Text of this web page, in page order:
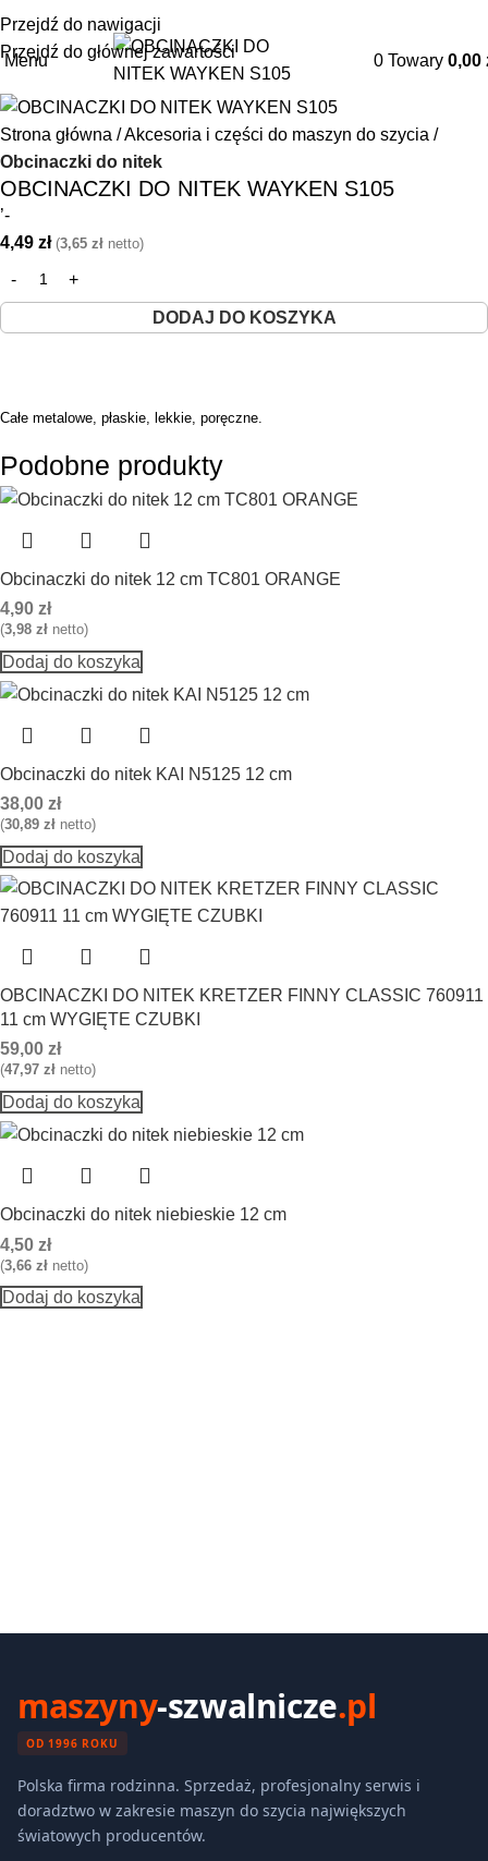
Przejdź do nawigacji
Przejdź do głównej zawartości
+48 85 653 93 55
Menu 0 Towary 0,00
Strona główna
Akcesoria i części do maszyn do szycia
Obcinaczki do nitek
OBCINACZKI DO NITEK WAYKEN S105
’-
4,49 zł (3,65 zł netto)
DODAJ DO KOSZYKA
Całe metalowe, płaskie, lekkie, poręczne.
Podobne produkty
Obcinaczki do nitek 12 cm TC801 ORANGE
4,90 zł
(3,98 zł netto)
Dodaj do koszyka
Obcinaczki do nitek KAI N5125 12 cm
38,00 zł
(30,89 zł netto)
Dodaj do koszyka
OBCINACZKI DO NITEK KRETZER FINNY CLASSIC 760911
11 cm WYGIĘTE CZUBKI
59,00 zł
(47,97 zł netto)
Dodaj do koszyka
Obcinaczki do nitek niebieskie 12 cm
4,50 zł
(3,66 zł netto)
Dodaj do koszyka
maszyny-szwalnicze.pl
OD 1996 ROKU
Polska firma rodzinna. Sprzedaż, profesjonalny serwis i
doradztwo w zakresie maszyn do szycia największych
światowych producentów.